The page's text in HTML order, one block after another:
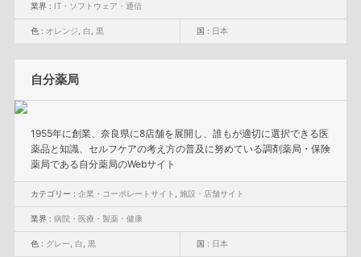
業界 : IT・ソフトウェア・通信
色 : オレンジ 白 黒 国 : 日本
自分薬局
1955年に創業、奈良県に8店舗を展開し、誰もが適切に選択できる医
薬品と知識、セルフケアの考え方の普及に努めている調剤薬局・保険
薬局である自分薬局のWebサイト
カテゴリー : 企業・コーポレートサイト 施設・店舗サイト
業界 : 病院・医療・製薬・健康
色 : グレー 白 黒 国 : 日本